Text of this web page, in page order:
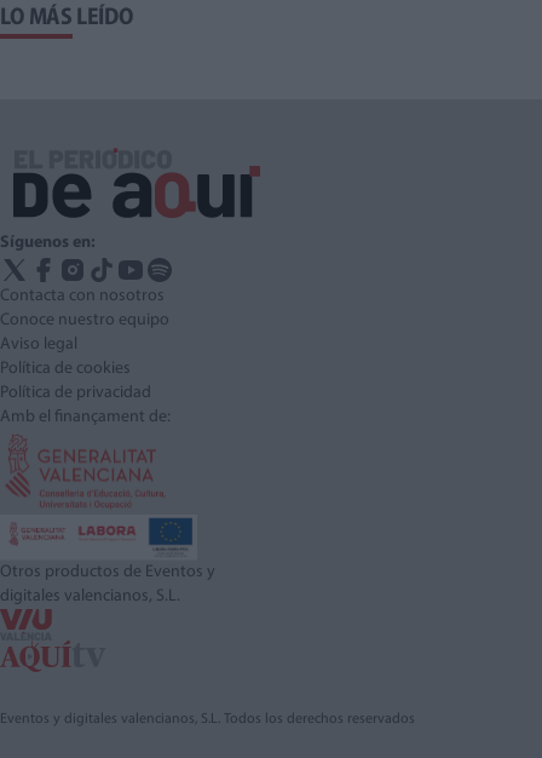
LO MÁS LEÍDO
Síguenos en:
Contacta con nosotros
Conoce nuestro equipo
Aviso legal
Política de cookies
Política de privacidad
Amb el finançament de:
Otros productos de Eventos y
digitales valencianos, S.L.
Eventos y digitales valencianos, S.L. Todos los derechos reservados